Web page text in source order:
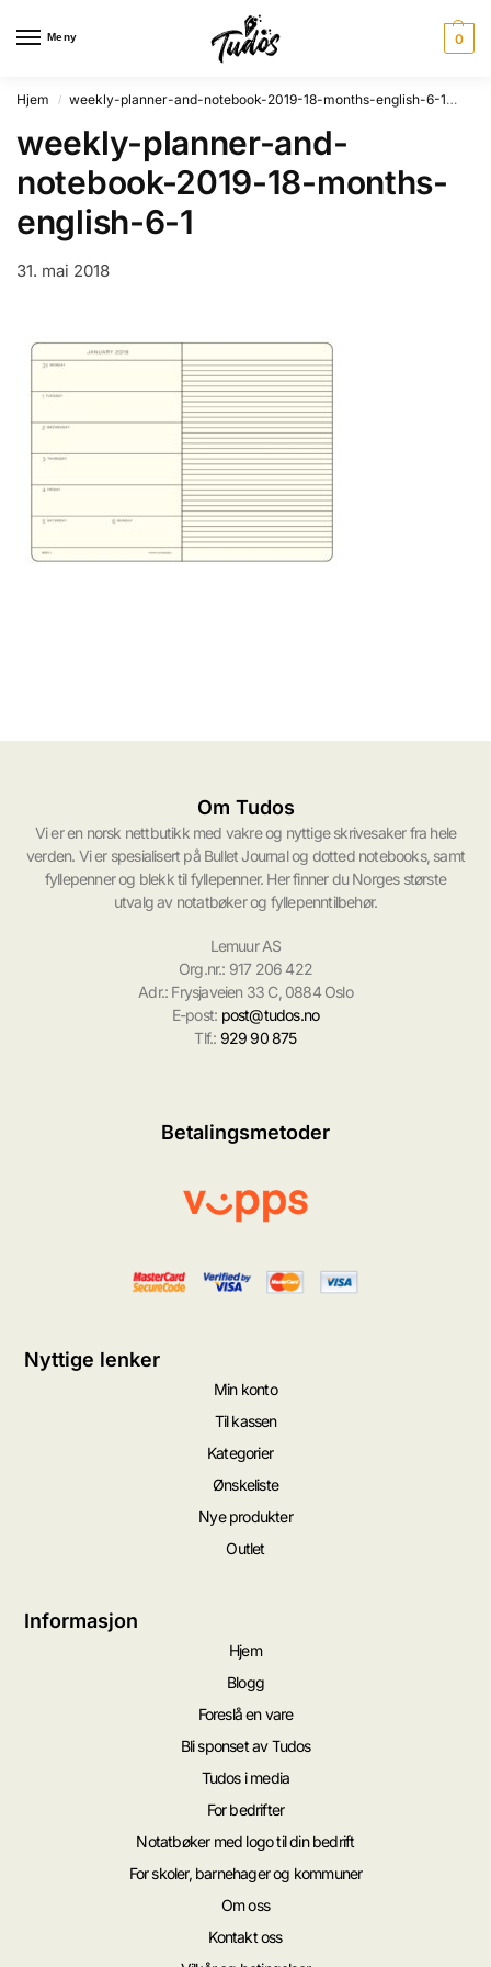
Meny 0
Hjem / weekly-planner-and-notebook-2019-18-months-english-6-1
weekly-planner-and-
notebook-2019-18-months-
english-6-1
31. mai 2018
Om Tudos
Vi er en norsk nettbutikk med vakre og nyttige skrivesaker fra hele
verden. Vi er spesialisert på Bullet Journal og dotted notebooks, samt
fyllepenner og blekk til fyllepenner. Her finner du Norges største
utvalg av notatbøker og fyllepenntilbehør.
Lemuur AS
Org.nr.: 917 206 422
Adr.: Frysjaveien 33 C, 0884 Oslo
E-post: post@tudos.no
Tlf.: 929 90 875
Betalingsmetoder
Nyttige lenker
Min konto
Til kassen
Kategorier
Ønskeliste
Nye produkter
Outlet
Informasjon
Hjem
Blogg
Foreslå en vare
Bli sponset av Tudos
Tudos i media
For bedrifter
Notatbøker med logo til din bedrift
For skoler, barnehager og kommuner
Om oss
Kontakt oss